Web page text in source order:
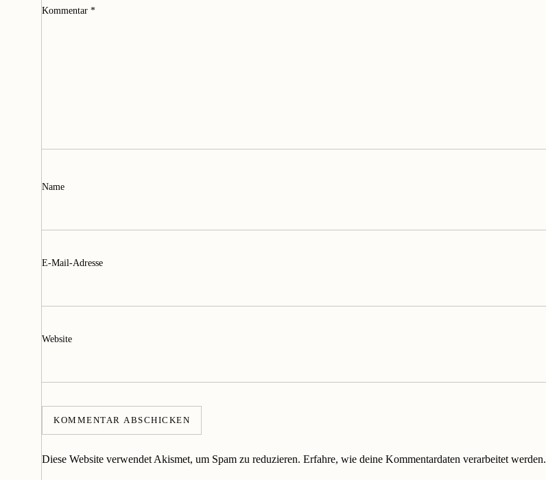
Kommentar *
Name
E-Mail-Adresse
Website
Diese Website verwendet Akismet, um Spam zu reduzieren. Erfahre, wie deine Kommentardaten verarbeitet werden.